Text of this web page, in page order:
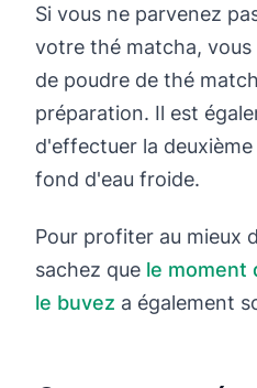
Si vous ne parvenez
votre thé matcha,
de poudre de thé
préparation. Il est
d'effectuer la
fond d'eau froide.
Pour profiter au mieux
sachez que le moment
le buvez a également